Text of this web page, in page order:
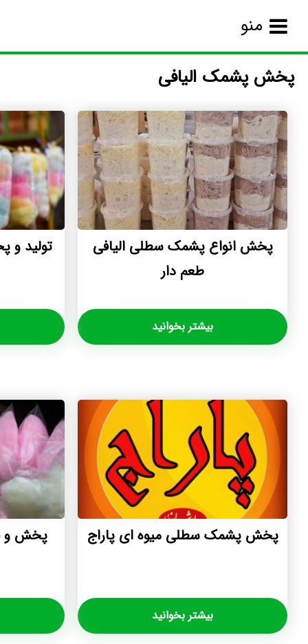
منو
پخش پشمک الیافی
پخش انواع پشمک سطلی الیافی
طعم دار
بیشتر بخوانید
تولید و
پخش پشمک سطلی میوه ای پاراج
بیشتر بخوانید
پخش و